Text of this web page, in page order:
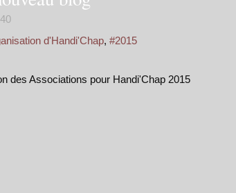
d'Handi'Chap, #2015
des Associations pour Handi'Chap 2015